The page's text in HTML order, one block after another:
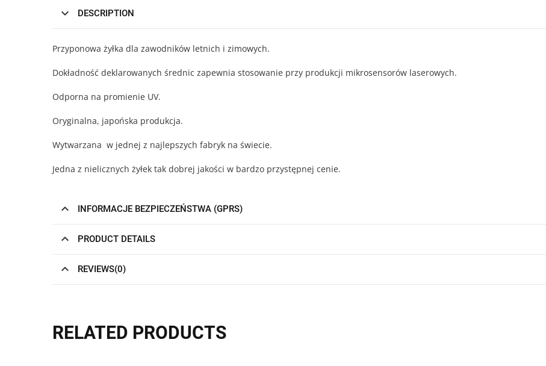
DESCRIPTION
Przyponowa żyłka dla zawodników letnich i zimowych.
Dokładność deklarowanych średnic zapewnia stosowanie przy produkcji mikrosensorów laserowych.
Odporna na promienie UV.
Oryginalna, japońska produkcja.
Wytwarzana w jednej z najlepszych fabryk na świecie.
Jedna z nielicznych żyłek tak dobrej jakości w bardzo przystępnej cenie.
INFORMACJE BEZPIECZEŃSTWA (GPRS)
PRODUCT DETAILS
REVIEWS(0)
RELATED PRODUCTS